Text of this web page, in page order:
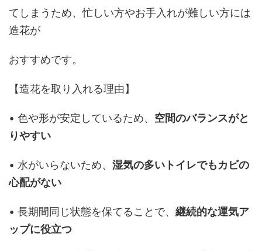
てしまうため、忙しい方やお手入れが難しい方には
造花が
おすすめです。
【造花を取り入れる理由】
• 色や形が安定しているため、 空間のバランスがと
りやすい
• 水がいらないため、 湿気の多いトイレでもカビの
心配がない
• 長期間同じ状態を保てることで、 継続的な運気ア
ップに役立つ